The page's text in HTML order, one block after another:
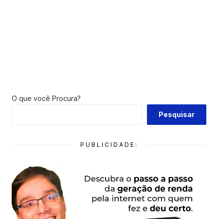
O que você Procura?
Pesquisar
PUBLICIDADE: